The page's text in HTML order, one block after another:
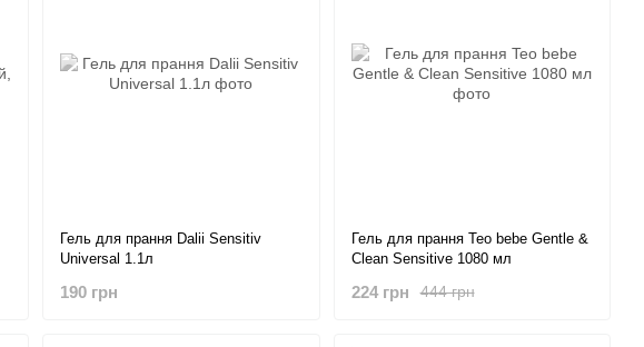
Гель для прання Dalii Sensitiv
Universal 1.1л
190 грн
Гель для прання Teo bebe Gentle &
Clean Sensitive 1080 мл
444 грн
224 грн